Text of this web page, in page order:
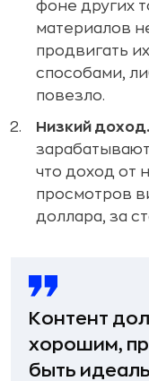
фоне других
материалов
продвигать
способами,
повезло.
Низкий доход.
что доход от
просмотров
доллара, за
Контент
хорошим,
быть